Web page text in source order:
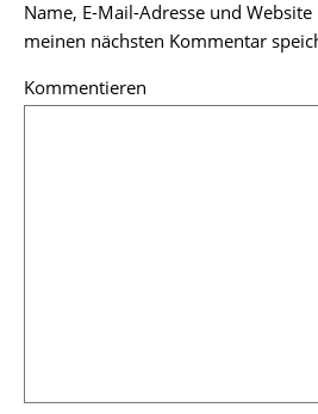
Name, E-Mail-Adresse und
meinen nächsten Kommentar
Kommentieren